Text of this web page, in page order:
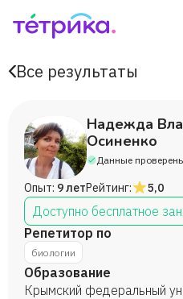
Все результаты
Надежда
Осиненко
Данные
Опыт: 9 летРейтинг: 5,0
Доступно бесплатное
Репетитор по
биологии
Образование
Крымский федеральный